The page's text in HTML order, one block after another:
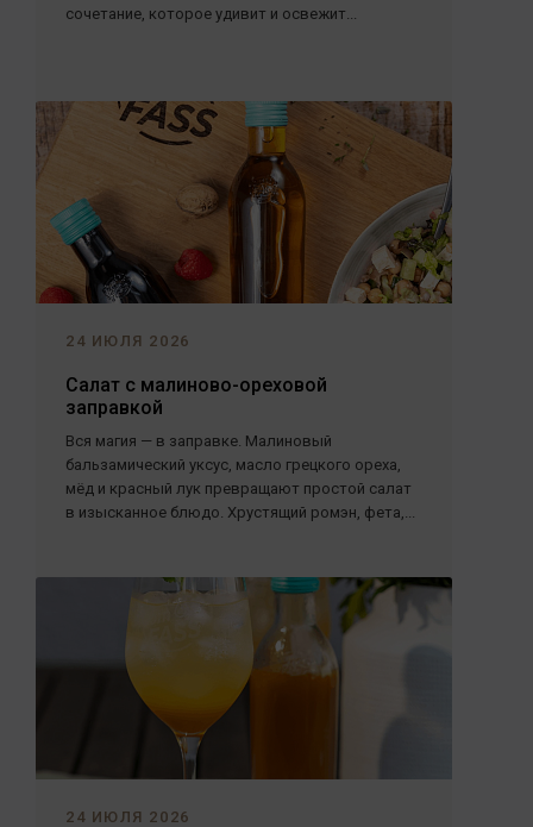
сочетание, которое удивит и освежит...
24 ИЮЛЯ 2026
Салат с малиново-ореховой
заправкой
Вся магия — в заправке. Малиновый
бальзамический уксус, масло грецкого ореха,
мёд и красный лук превращают простой салат
в изысканное блюдо. Хрустящий ромэн, фета,...
24 ИЮЛЯ 2026